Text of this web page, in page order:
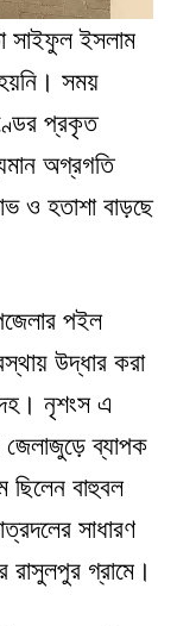
সাইফুল ইসলাম
সময়
প্রকৃত
অগ্রগতি
ও হতাশা বাড়ছে
পইল
উদ্ধার করা
নৃশংস এ
জেলাজুড়ে ব্যাপক
ছিলেন বাহুবল
সাধারণ
রাসুলপুর গ্রামে।